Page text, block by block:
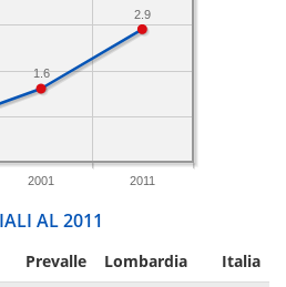
2001 2011
2.9
1.6
AL 2011
Prevalle Lombardia Italia